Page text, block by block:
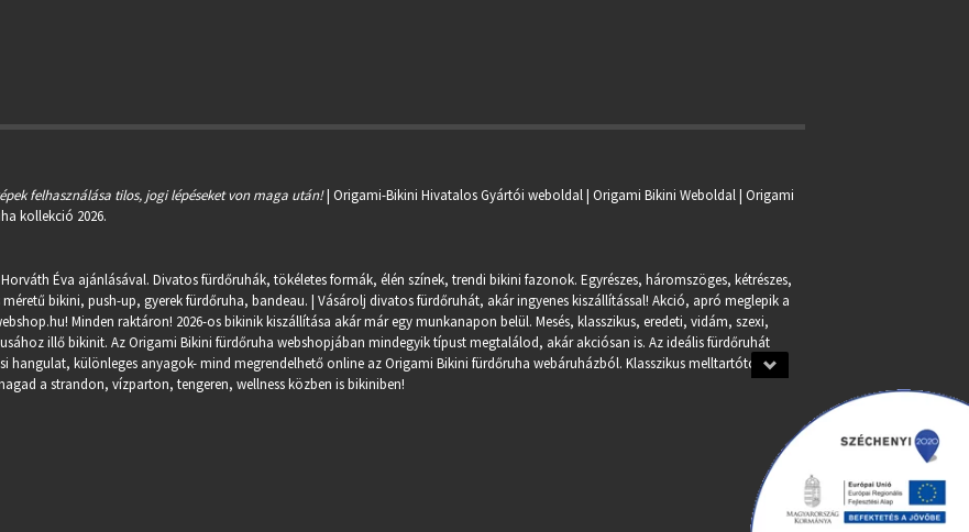
felhasználása tilos, jogi lépéseket von maga után!| Origami-Bikini Hivatalos Gyártói weboldal | Origami Bikini Weboldal |Origami
kollekció 2026.
Éva ajánlásával. Divatos fürdőruhák, tökéletes formák, élén színek, trendi bikini fazonok. Egyrészes, háromszöges, kétrészes,
bikini, push-up, gyerek fürdőruha, bandeau. | Vásárolj divatos fürdőruhát, akár ingyenes kiszállítással! Akció, apró meglepik a
! Minden raktáron! 2026-os bikinik kiszállítása akár már egy munkanapon belül. Mesés, klasszikus, eredeti, vidám, szexi,
illő bikinit. Az Origami Bikini fürdőruha webshopjában mindegyik típust megtalálod, akár akciósan is. Az ideális fürdőruhát
hangulat, különleges anyagok- mind megrendelhető online az Origami Bikini fürdőruha webáruházból. Klasszikus melltartótól a
a strandon, vízparton, tengeren, wellness közben is bikiniben!